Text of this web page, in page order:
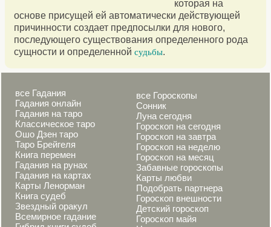
которая на
основе присущей ей автоматически действующей
причинности создает предпосылки для нового,
последующего существования определенного рода
сущности и определенной судьбы.
все Гадания
Гадания онлайн
Гадания на таро
Классическое таро
Ошо Дзен таро
Таро Брейгеля
Книга перемен
Гадания на рунах
Гадания на картах
Карты Ленорман
Книга судеб
Звездный оракул
Всемирное гадание
все Гороскопы
Сонник
Луна сегодня
Гороскоп на сегодня
Гороскоп на завтра
Гороскоп на неделю
Гороскоп на месяц
Забавные гороскопы
Карты любви
Подобрать партнера
Гороскоп внешности
Детский гороскоп
Гороскоп майя